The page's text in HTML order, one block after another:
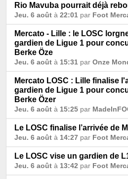
Rio Mavuba pourrait déjà
Jeu. 6 août à 22:01 par Foot
Mercato - Lille : le LOSC
gardien de Ligue 1 pour
Berke Öze
Jeu. 6 août à 15:31 par Onze
Mercato LOSC : Lille finalise
gardien de Ligue 1 pour
Berke Özer
Jeu. 6 août à 15:25 par
Le LOSC finalise l’arrivée de
Jeu. 6 août à 14:27 par Foot
Le LOSC vise un gardien de
Jeu. 6 août à 13:42 par Foot